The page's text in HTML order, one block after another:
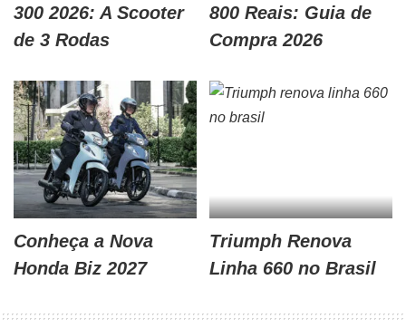
300 2026: A Scooter
de 3 Rodas
800 Reais: Guia de
Compra 2026
Conheça a Nova
Honda Biz 2027
Triumph Renova
Linha 660 no Brasil